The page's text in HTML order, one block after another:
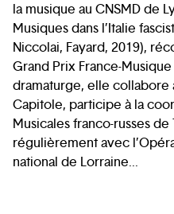
la musique au CNSMD de
Musiques dans l’Italie
Niccolai, Fayard, 2019),
Grand Prix France-
dramaturge, elle collabore
Capitole, participe à la
Musicales franco-russes
régulièrement avec
national de Lorraine...